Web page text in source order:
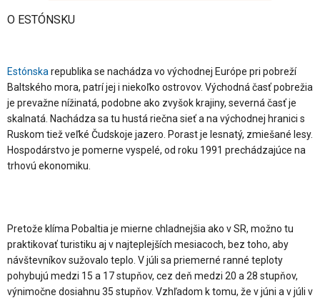
O ESTÓNSKU
Estónska republika se nachádza vo východnej Európe pri pobreží
Baltského mora, patrí jej i niekoľko ostrovov. Východná časť pobrežia
je prevažne nížinatá, podobne ako zvyšok krajiny, severná časť je
skalnatá. Nachádza sa tu hustá riečna sieť a na východnej hranici s
Ruskom tiež veľké Čudskoje jazero. Porast je lesnatý, zmiešané lesy.
Hospodárstvo je pomerne vyspelé, od roku 1991 prechádzajúce na
trhovú ekonomiku.
Pretože klíma Pobaltia je mierne chladnejšia ako v SR, možno tu
praktikovať turistiku aj v najteplejších mesiacoch, bez toho, aby
návštevníkov sužovalo teplo. V júli sa priemerné ranné teploty
pohybujú medzi 15 a 17 stupňov, cez deň medzi 20 a 28 stupňov,
výnimočne dosiahnu 35 stupňov. Vzhľadom k tomu, že v júni a v júli v